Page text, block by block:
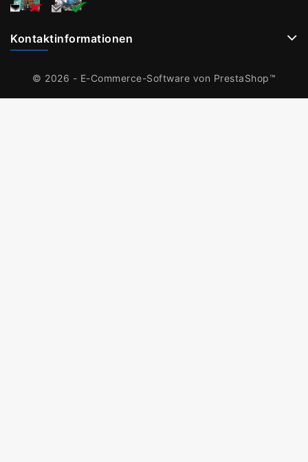
Kontaktinformationen
© 2026 - E-Commerce-Software von PrestaShop™